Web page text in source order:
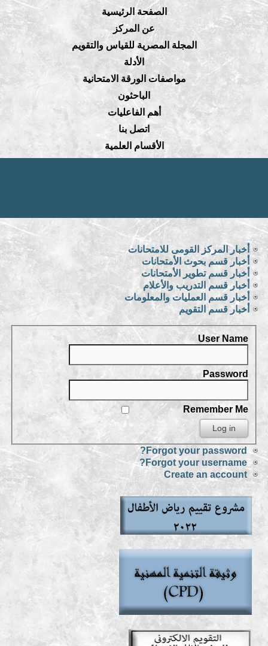
الصفحة الرئيسية
عن المركز
المجلة المصرية للقياس والتقويم
الأدلة
مواصفات الورقة الامتحانية
الباحثون
أهم الفاعليات
اتصل بنا
الأقسام العلمية
أخبار المركز القومى للامتحانات
أخبار قسم بحوث الأمتحانات
أخبار قسم تطوير الأمتحانات
أخبار قسم التدريب والأعلام
أخبار قسم العمليات والمعلومات
أخبار قسم التقويم
User Name
Password
Remember Me
Forgot your password?
Forgot your username?
Create an account